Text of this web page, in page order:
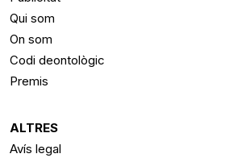
Qui som
On som
Codi deontològic
Premis
ALTRES
Avís legal